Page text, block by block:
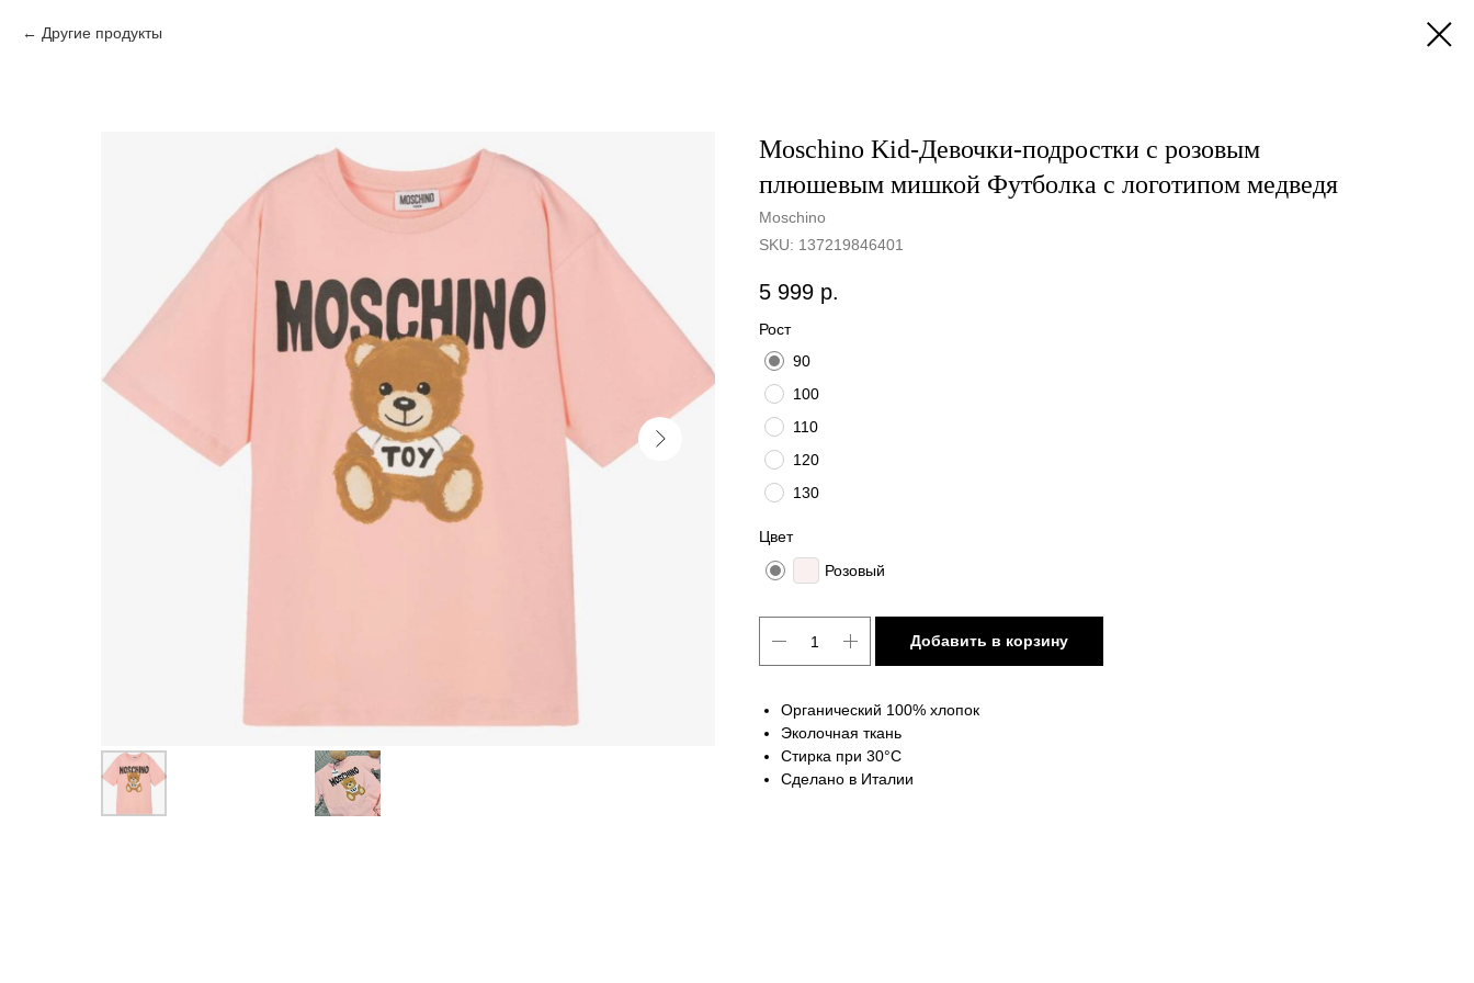
Другие продукты
Moschino Kid-Девочки-подростки с розовым
плюшевым мишкой Футболка с логотипом медведя
Moschino
SKU: 137219846401
5 999 р.
Рост
90
100
110
120
130
Цвет
Розовый
Добавить в корзину
Органический 100% хлопок
Эколочная ткань
Стирка при 30°C
Сделано в Италии